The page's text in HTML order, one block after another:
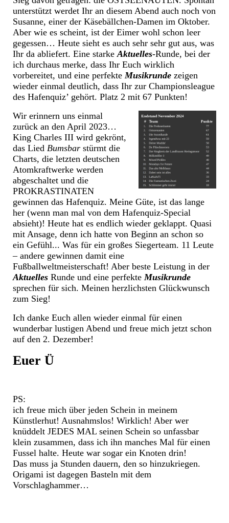
unterstützt werdet Ihr an diesem Abend auch noch von
Susanne, einer der Käsebällchen-Damen im Oktober.
Aber wie es scheint, ist der Eimer wohl schon leer
gegessen… Heute sieht es auch sehr sehr gut aus, was
Ihr da abliefert. Eine starkeAktuelles-Runde, bei der
ich durchaus merke, dass Ihr Euch wirklich
vorbereitet, und eine perfekteMusikrunde zeigen
wieder einmal deutlich, dass Ihr zur Championsleague
des Hafenquiz’ gehört. Platz 2 mit 67 Punkten!
Wir erinnern uns einmal
zurück an den April 2023…
King Charles III wird gekrönt,
das Lied Bumsbar stürmt die
Charts, die letzten deutschen
Atomkraftwerke werden
abgeschaltet und die
PROKRASTINATEN
gewinnen das Hafenquiz. Meine Güte, ist das lange
her (wenn man mal von dem Hafenquiz-Special
absieht)! Heute hat es endlich wieder geklappt. Quasi
mit Ansage, denn ich hatte von Beginn an schon so
ein Gefühl... Was für ein großes Siegerteam. 11 Leute
– andere gewinnen damit eine
Fußballweltmeisterschaft! Aber beste Leistung in der
Aktuelles Runde und eine perfekteMusikrunde
sprechen für sich. Meinen herzlichsten Glückwunsch
zum Sieg!
Ich danke Euch allen wieder einmal für einen
wunderbar lustigen Abend und freue mich jetzt schon
auf den 2. Dezember!
Euer Ü
PS:
ich freue mich über jeden Schein in meinem
Künstlerhut! Ausnahmslos! Wirklich! Aber wer
knüddelt JEDES MAL seinen Schein so unfassbar
klein zusammen, dass ich ihn manches Mal für einen
Fussel halte. Heute war sogar ein Knoten drin!
Das muss ja Stunden dauern, den so hinzukriegen.
Origami ist dagegen Basteln mit dem
Vorschlaghammer…